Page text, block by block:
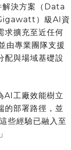
決方案（Data
）級AI資
求擴充至近任何
由專業團隊支援
配與場域基礎設
工廠效能樹立
的部署路徑，並
些經驗已融入至